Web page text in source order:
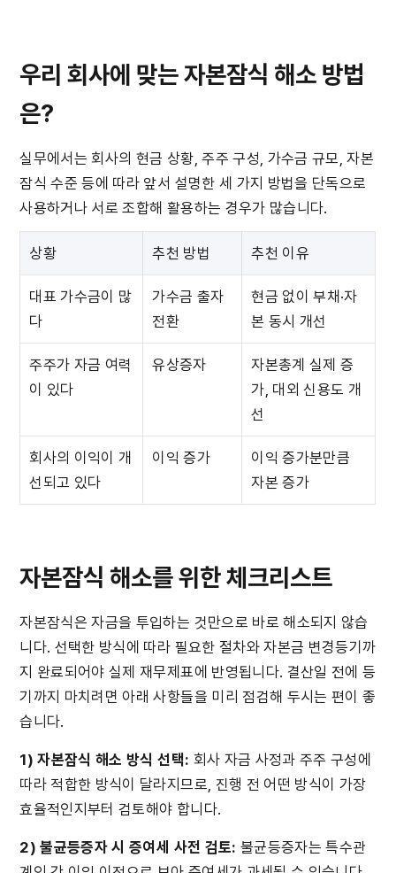
우리 회사에 맞는 자본잠식 해소 방법
은?
실무에서는 회사의 현금 상황, 주주 구성, 가수금 규모, 자본
잠식 수준 등에 따라 앞서 설명한 세 가지 방법을 단독으로
사용하거나 서로 조합해 활용하는 경우가 많습니다.
상황 추천 방법 추천 이유
대표 가수금이 많
다
가수금 출자
전환
현금 없이 부채·자
본 동시 개선
주주가 자금 여력
이 있다
유상증자
자본총계 실제 증
가, 대외 신용도 개
선
회사의 이익이 개
선되고 있다
이익 증가
이익 증가분만큼
자본 증가
자본잠식 해소를 위한 체크리스트
자본잠식은 자금을 투입하는 것만으로 바로 해소되지 않습
니다. 선택한 방식에 따라 필요한 절차와 자본금 변경등기까
지 완료되어야 실제 재무제표에 반영됩니다. 결산일 전에 등
기까지 마치려면 아래 사항들을 미리 점검해 두시는 편이 좋
습니다.
1) 자본잠식 해소 방식 선택: 회사 자금 사정과 주주 구성에
따라 적합한 방식이 달라지므로, 진행 전 어떤 방식이 가장
효율적인지부터 검토해야 합니다.
2) 불균등증자 시 증여세 사전 검토: 불균등증자는 특수관